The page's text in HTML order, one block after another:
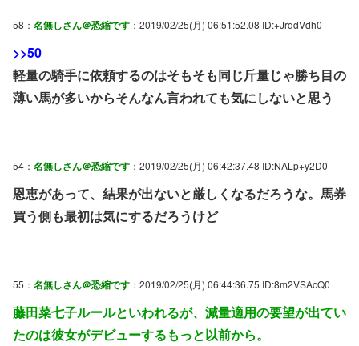
58： 名無しさん＠恐縮です ：2019/02/25(月) 06:51:52.08 ID:+JrddVdh0
>>50
軽量の騎手に依頼するのはそもそも同じ斤量じゃ勝ち目の
薄い馬が多いからそんなん言われても気にしないと思う
54： 名無しさん＠恐縮です ：2019/02/25(月) 06:42:37.48 ID:NALp+y2D0
恩恵があって、結果が出ないと厳しくなるだろうな。馬券
買う側も最初は気にするだろうけど
55： 名無しさん＠恐縮です ：2019/02/25(月) 06:44:36.75 ID:8m2VSAcQ0
藤田菜七子ルールといわれるが、減量適用の要望が出てい
たのは彼女がデビューするもっと以前から。